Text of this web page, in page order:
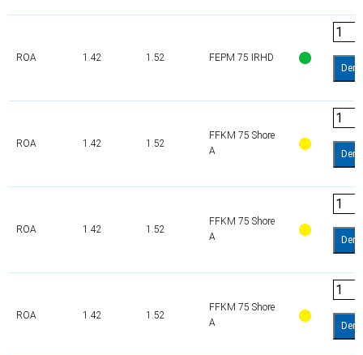
ROA 1.42 1.52
FEPM 75 IRHD
ROA 1.42 1.52
FFKM 75 Shore
A
ROA 1.42 1.52
FFKM 75 Shore
A
ROA 1.42 1.52
FFKM 75 Shore
A